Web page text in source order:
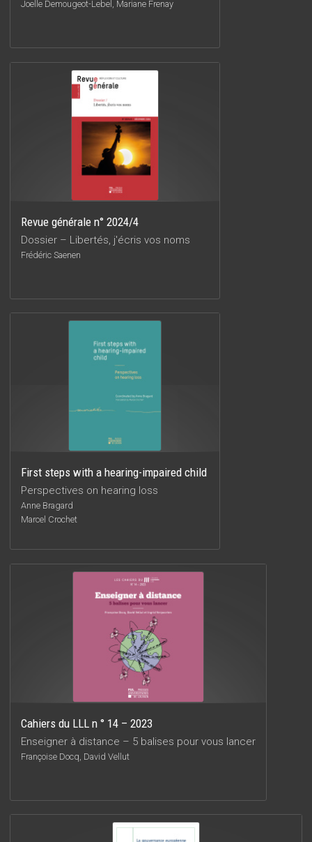
Joelle Demougeot-Lebel, Mariane Frenay
Revue générale n° 2024/4
Dossier – Libertés, j'écris vos noms
Frédéric Saenen
First steps with a hearing-impaired child
Perspectives on hearing loss
Anne Bragard
Marcel Crochet
Cahiers du LLL n ° 14 – 2023
Enseigner à distance – 5 balises pour vous lancer
Françoise Docq, David Vellut